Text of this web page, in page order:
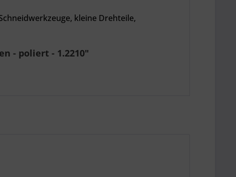
kleine Drehteile,
- poliert - 1.2210"